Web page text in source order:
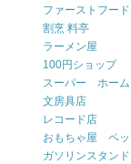
ファーストフー
割烹 料亭
ラーメン屋
100円ショップ
スーパー ホーム
文房具店
レコード店
おもちゃ屋 ペッ
ガソリンスタンド